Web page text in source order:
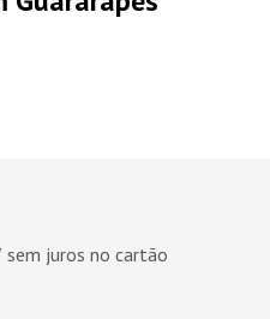
sem juros no cartão